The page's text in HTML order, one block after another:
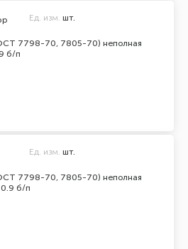
7798-70, 7805-70) неполная
б/п
Ед. изм. шт.
7798-70, 7805-70) неполная
б/п
Ед. изм. шт.